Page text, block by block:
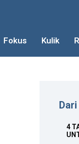
Fokus Kulik
4